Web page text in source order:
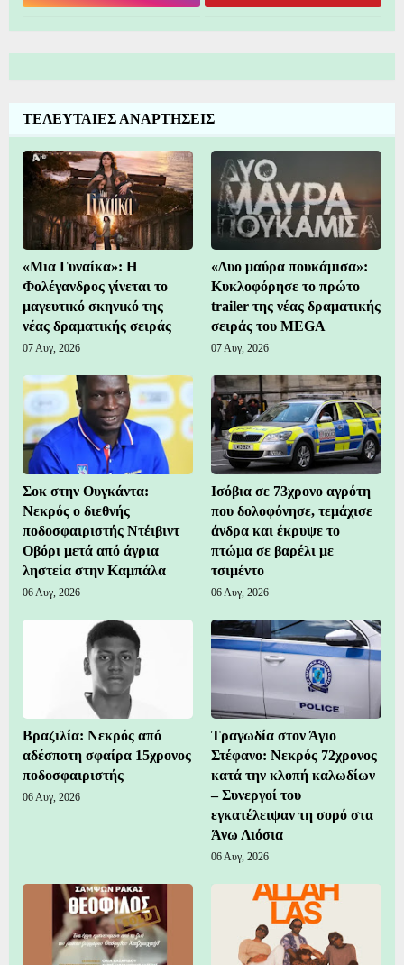
ΤΕΛΕΥΤΑΙΕΣ ΑΝΑΡΤΗΣΕΙΣ
«Μια Γυναίκα»: Η
Φολέγανδρος γίνεται το
μαγευτικό σκηνικό της
νέας δραματικής σειράς
07 Αυγ, 2026
«Δυο μαύρα πουκάμισα»:
Κυκλοφόρησε το πρώτο
trailer της νέας δραματικής
σειράς του MEGA
07 Αυγ, 2026
Σοκ στην Ουγκάντα:
Νεκρός ο διεθνής
ποδοσφαιριστής Ντέιβιντ
Οβόρι μετά από άγρια
ληστεία στην Καμπάλα
06 Αυγ, 2026
Ισόβια σε 73χρονο αγρότη
που δολοφόνησε, τεμάχισε
άνδρα και έκρυψε το
πτώμα σε βαρέλι με
τσιμέντο
06 Αυγ, 2026
Βραζιλία: Νεκρός από
αδέσποτη σφαίρα 15χρονος
ποδοσφαιριστής
06 Αυγ, 2026
Τραγωδία στον Άγιο
Στέφανο: Νεκρός 72χρονος
κατά την κλοπή καλωδίων
– Συνεργοί του
εγκατέλειψαν τη σορό στα
Άνω Λιόσια
06 Αυγ, 2026